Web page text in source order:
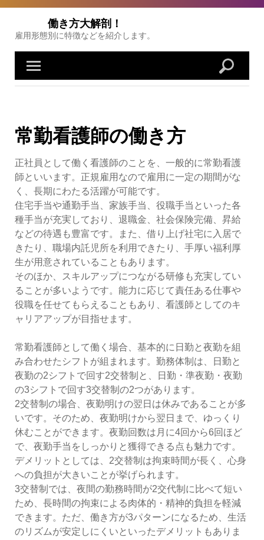
Skip
content
働き方大解剖！
雇用形態別に特徴などを紹介します。
常勤看護師の働き方
正社員として働く看護師のことを、一般的に常勤看護
師といいます。正規雇用なので雇用に一定の期間がな
く、長期にわたる活躍が可能です。
住宅手当や通勤手当、家族手当、役職手当といった各
種手当が充実しており、退職金、社会保険完備、昇給
などの待遇も豊富です。また、借り上げ社宅に入居で
きたり、職場内託児所を利用できたり、手厚い福利厚
生が用意されていることもあります。
そのほか、スキルアップにつながる研修も充実してい
ることが多いようです。能力に応じて責任ある仕事や
役職を任せてもらえることもあり、看護師としてのキ
ャリアアップが目指せます。
常勤看護師として働く場合、基本的に日勤と夜勤を組
み合わせたシフトが組まれます。勤務体制は、日勤と
夜勤の2シフトで回す2交替制と、日勤・準夜勤・夜勤
の3シフトで回す3交替制の2つがあります。
2交替制の場合、夜勤明けの翌日は休みであることが多
いです。そのため、夜勤明けから翌日まで、ゆっくり
休むことができます。夜勤回数は月に4回から6回ほど
で、夜勤手当をしっかりと獲得できる点も魅力です。
デメリットとしては、2交替制は拘束時間が長く、心身
への負担が大きいことが挙げられます。
3交替制では、夜間の勤務時間が2交代制に比べて短い
ため、長時間の拘束による肉体的・精神的負担を軽減
できます。ただ、働き方が3パターンになるため、生活
のリズムが安定しにくいといったデメリットもありま